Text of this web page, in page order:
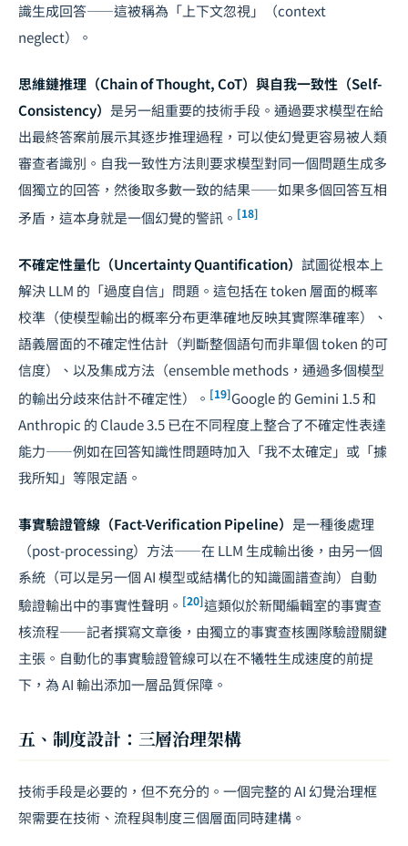
識生成回答——這被稱為「上下文忽視」（context
neglect）。
思維鏈推理（Chain of Thought, CoT）與自我一致性（Self-
Consistency） 是另一組重要的技術手段。通過要求模型在給
出最終答案前展示其逐步推理過程，可以使幻覺更容易被人類
審查者識別。自我一致性方法則要求模型對同一個問題生成多
個獨立的回答，然後取多數一致的結果——如果多個回答互相
矛盾，這本身就是一個幻覺的警訊。 [18]
不確定性量化（Uncertainty Quantification） 試圖從根本上
解決 LLM 的「過度自信」問題。這包括在 token 層面的概率
校準（使模型輸出的概率分布更準確地反映其實際準確率）、
語義層面的不確定性估計（判斷整個語句而非單個 token 的可
信度）、以及集成方法（ensemble methods，通過多個模型
的輸出分歧來估計不確定性）。 [19]Google 的 Gemini 1.5 和
Anthropic 的 Claude 3.5 已在不同程度上整合了不確定性表達
能力——例如在回答知識性問題時加入「我不太確定」或「據
我所知」等限定語。
事實驗證管線（Fact-Verification Pipeline） 是一種後處理
（post-processing）方法——在 LLM 生成輸出後，由另一個
系統（可以是另一個 AI 模型或結構化的知識圖譜查詢）自動
驗證輸出中的事實性聲明。 [20]這類似於新聞編輯室的事實查
核流程——記者撰寫文章後，由獨立的事實查核團隊驗證關鍵
主張。自動化的事實驗證管線可以在不犧牲生成速度的前提
下，為 AI 輸出添加一層品質保障。
五、制度設計：三層治理架構
技術手段是必要的，但不充分的。一個完整的 AI 幻覺治理框
架需要在技術、流程與制度三個層面同時建構。